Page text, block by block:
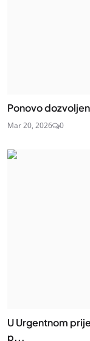
Ponovo
Mar 20, 2026 0
U Urgentnom
p...